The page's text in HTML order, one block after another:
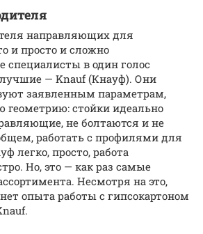
направляющих для
и просто и сложно
специалисты в один голос
— Knauf (Кнауф). Они
заявленным параметрам,
стойки идеально
не болтаются и не
работать с профилями для
легко, просто, работа
Но, это — как раз самые
Несмотря на это,
опыта работы с гипсокартоном